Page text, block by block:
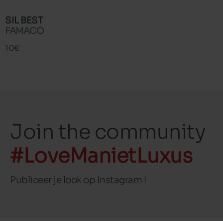
SIL BEST
FAMACO
10€
Join the community
#LoveManietLuxus
Publiceer je look op Instagram !